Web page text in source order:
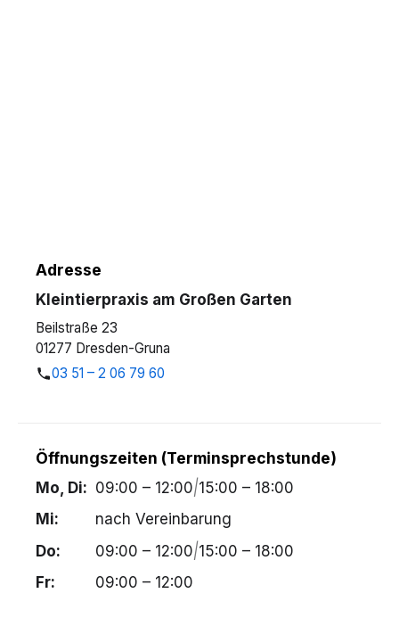
Adresse
Kleintierpraxis am Großen Garten
Beilstraße 23
01277 Dresden-Gruna
03 51 – 2 06 79 60
Öffnungszeiten (Terminsprechstunde)
Mo, Di: 09:00 – 12:00|15:00 – 18:00
Mi:
nach Vereinbarung
Do:
09:00 – 12:00|15:00 – 18:00
Fr:
09:00 – 12:00